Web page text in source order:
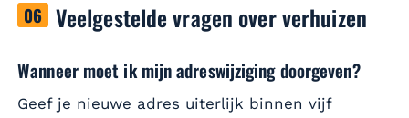
Veelgestelde vragen over verhuizen
Wanneer moet ik mijn adreswijziging doorgeven?
Geef je nieuwe adres uiterlijk binnen vijf